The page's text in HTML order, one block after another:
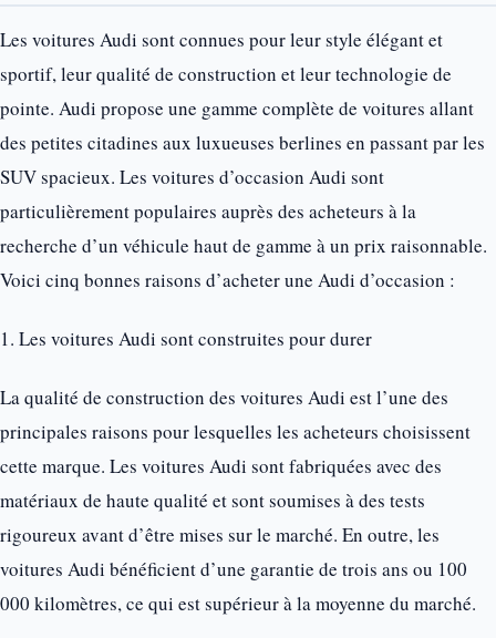
Les voitures Audi sont connues pour leur style élégant et
sportif, leur qualité de construction et leur technologie de
pointe. Audi propose une gamme complète de voitures allant
des petites citadines aux luxueuses berlines en passant par les
SUV spacieux. Les voitures d’occasion Audi sont
particulièrement populaires auprès des acheteurs à la
recherche d’un véhicule haut de gamme à un prix raisonnable.
Voici cinq bonnes raisons d’acheter une Audi d’occasion :
1. Les voitures Audi sont construites pour durer
La qualité de construction des voitures Audi est l’une des
principales raisons pour lesquelles les acheteurs choisissent
cette marque. Les voitures Audi sont fabriquées avec des
matériaux de haute qualité et sont soumises à des tests
rigoureux avant d’être mises sur le marché. En outre, les
voitures Audi bénéficient d’une garantie de trois ans ou 100
000 kilomètres, ce qui est supérieur à la moyenne du marché.